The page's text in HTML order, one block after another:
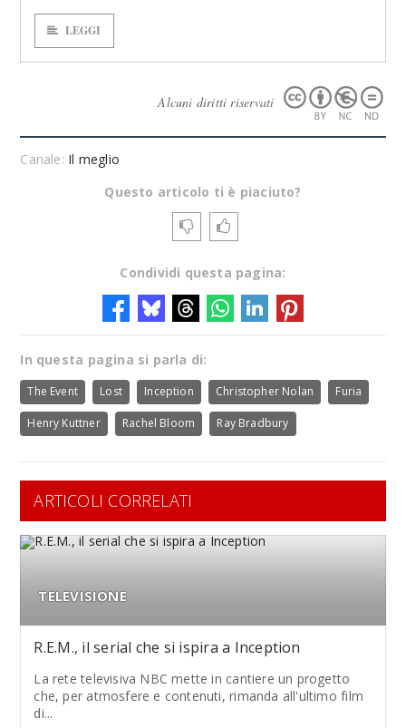
LEGGI
Alcuni diritti riservati
Canale: Il meglio
Questo articolo ti è piaciuto?
Condividi questa pagina:
In questa pagina si parla di:
The Event Lost Inception Christopher Nolan Furia
Henry Kuttner Rachel Bloom Ray Bradbury
ARTICOLI CORRELATI
TELEVISIONE
R.E.M., il serial che si ispira a Inception
La rete televisiva NBC mette in cantiere un progetto
che, per atmosfere e contenuti, rimanda all'ultimo film
di...